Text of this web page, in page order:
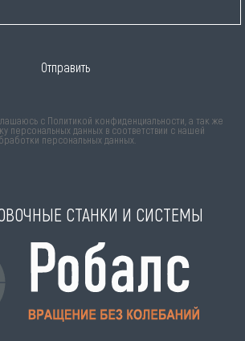
Отправить
с Политикой конфиденциальности , а так же
персональных данных в соответствии с нашей
персональных данных
СТАНКИ И СИСТЕМЫ